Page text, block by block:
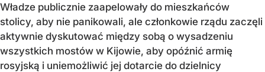
Władze publicznie zaapelowały do mieszkańców
stolicy, aby nie panikowali, ale członkowie rządu zaczęli
aktywnie dyskutować między sobą o wysadzeniu
wszystkich mostów w Kijowie, aby opóźnić armię
rosyjską i uniemożliwić jej dotarcie do dzielnicy